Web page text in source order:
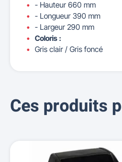
- Hauteur 660 mm
- Longueur 390 mm
- Largeur 290 mm
Coloris :
Gris clair / Gris foncé
Ces produits